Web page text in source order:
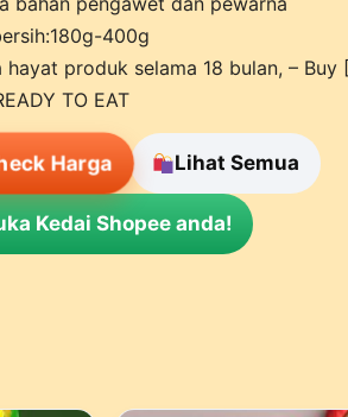
400g
hayat produk selama 18 bulan, – Buy
TO EAT
Harga Lihat Semua
Kedai Shopee anda!